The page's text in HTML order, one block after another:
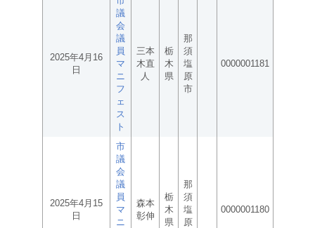
2025年4月16
日
議
会
議
員
マ
ニ
フ
ェ
ス
ト
三本
木直
人
栃
木
県
那
須
塩
原
市
0000001181
2025年4月15
日
市
議
会
議
員
マ
ニ
森本
彰伸
栃
木
県
那
須
塩
原
0000001180